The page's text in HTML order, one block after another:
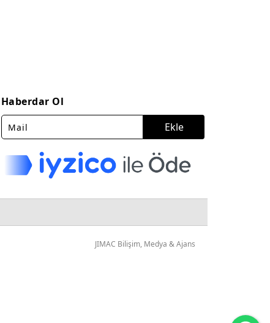
Haberdar Ol
Ekle
JIMAC Bilişim, Medya & Ajans